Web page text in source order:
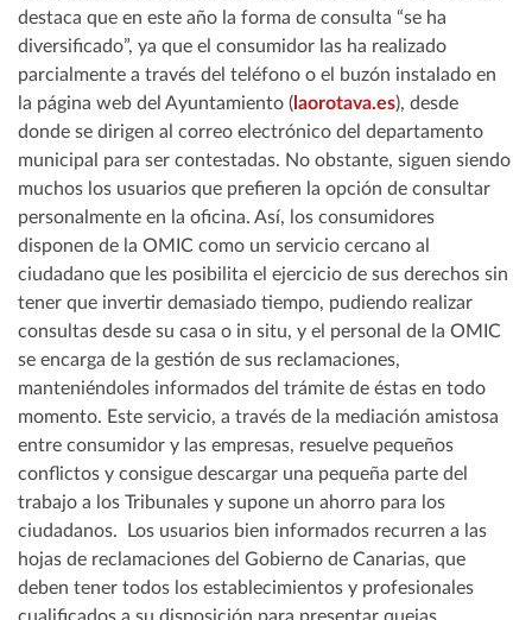
destaca que en este año la forma de consulta “se ha
diversificado”, ya que el consumidor las ha realizado
parcialmente a través del teléfono o el buzón instalado en
la página web del Ayuntamiento ( laorotava.es), desde
donde se dirigen al correo electrónico del departamento
municipal para ser contestadas. No obstante, siguen siendo
muchos los usuarios que prefieren la opción de consultar
personalmente en la oficina. Así, los consumidores
disponen de la OMIC como un servicio cercano al
ciudadano que les posibilita el ejercicio de sus derechos sin
tener que invertir demasiado tiempo, pudiendo realizar
consultas desde su casa o in situ, y el personal de la OMIC
se encarga de la gestión de sus reclamaciones,
manteniéndoles informados del trámite de éstas en todo
momento. Este servicio, a través de la mediación amistosa
entre consumidor y las empresas, resuelve pequeños
conflictos y consigue descargar una pequeña parte del
trabajo a los Tribunales y supone un ahorro para los
ciudadanos. Los usuarios bien informados recurren a las
hojas de reclamaciones del Gobierno de Canarias, que
deben tener todos los establecimientos y profesionales
cualificados a su disposición para presentar quejas,